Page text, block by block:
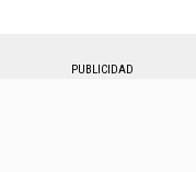
PUBLICIDAD